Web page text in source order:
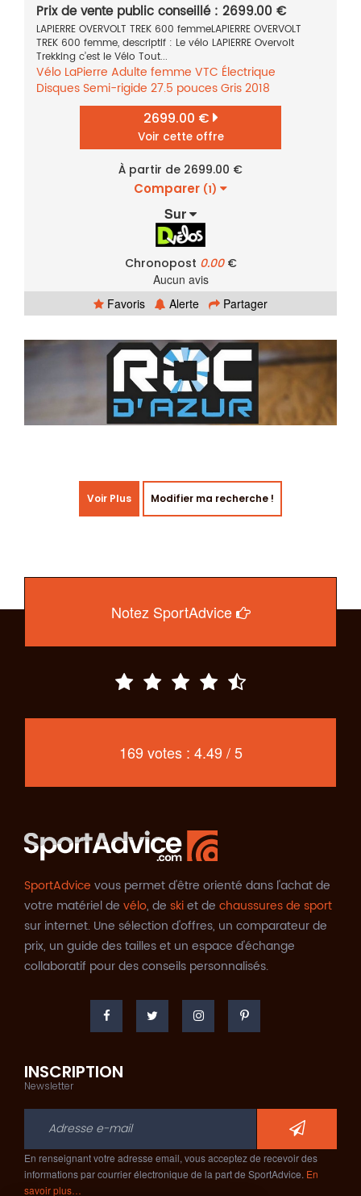
Prix de vente public conseillé : 2699.00 €
LAPIERRE OVERVOLT TREK 600 femmeLAPIERRE OVERVOLT
TREK 600 femme, descriptif : Le vélo LAPIERRE Overvolt
Trekking c’est le Vélo Tout...
Vélo LaPierre Adulte femme VTC Électrique
Disques Semi-rigide 27.5 poucesGris2018
2699.00 €
Voir cette offre
À partir de 2699.00 €
Comparer (1)
Sur
Chronopost 0.00€
Aucun avis
Favoris
Alerte Partager
Voir Plus Modifier ma recherche !
Notez SportAdvice
169 votes : 4.49 / 5
SportAdvice vous permet d'être orienté dans l'achat de
votre matériel de vélo, de skiet de chaussures de sport
sur internet. Une sélection d'offres, un comparateur de
prix, un guide des tailles et un espace d'échange
collaboratif pour des conseils personnalisés.
INSCRIPTION
Newsletter
En renseignant votre adresse email, vous acceptez de recevoir des
informations par courrier électronique de la part de SportAdvice. En
savoir plus…